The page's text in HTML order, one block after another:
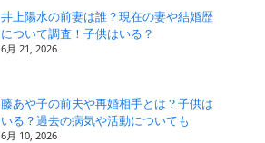
井上陽水の前妻は誰？現在の妻や結婚歴
について調査！子供はいる？
6月 21, 2026
藤あや子の前夫や再婚相手とは？子供は
いる？過去の病気や活動についても
6月 10, 2026